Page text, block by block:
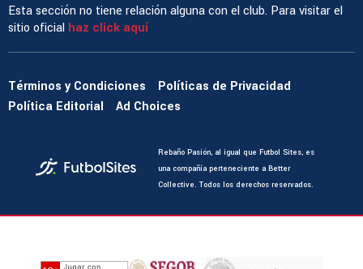
Esta sección no tiene relación alguna con el club. Para visitar el
sitio oficial haz click aquí
Términos y Condiciones
Políticas de Privacidad
Política Editorial
Ad Choices
Rebaño Pasión, al igual que Futbol Sites, es
una compañía perteneciente a Better
Collective. Todos los derechos reservados.